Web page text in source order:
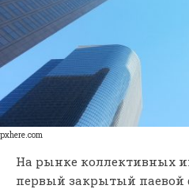
pxhere.com
На рынке коллективных
первый закрытый паевой